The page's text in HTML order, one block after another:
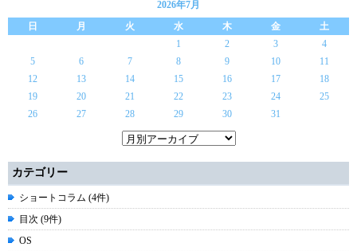
2026年7月
日
月 火 水 木 金
土
1
2 3
4
5
6 7 8 9 10
11
12
13 14 15 16 17
18
19
20 21 22 23 24
25
26
27 28 29 30 31
カテゴリー
ショートコラム (4件)
目次 (9件)
OS